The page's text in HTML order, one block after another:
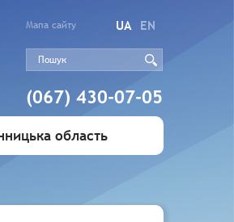
Мапа сайту UA EN
(067) 430-07-05
область